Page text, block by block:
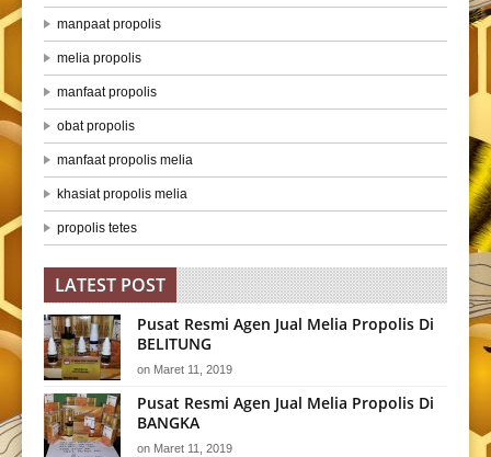
manpaat propolis
melia propolis
manfaat propolis
obat propolis
manfaat propolis melia
khasiat propolis melia
propolis tetes
LATEST POST
Pusat Resmi Agen Jual Melia Propolis Di
BELITUNG
on Maret 11, 2019
Pusat Resmi Agen Jual Melia Propolis Di
BANGKA
on Maret 11, 2019